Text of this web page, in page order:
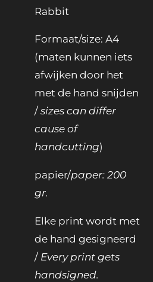
Rabbit
Formaat/size: A4
(maten kunnen iets
afwijken door het
met de hand snijden
/ sizes can differ
cause of
handcutting)
papier/paper: 200
gr.
Elke print wordt met
de hand gesigneerd
/ Every print gets
handsigned.